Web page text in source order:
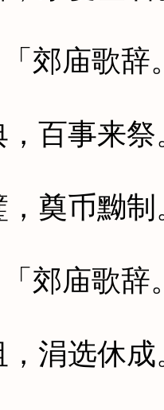
庙歌辞
事来祭
币黝制
庙歌辞
选休成